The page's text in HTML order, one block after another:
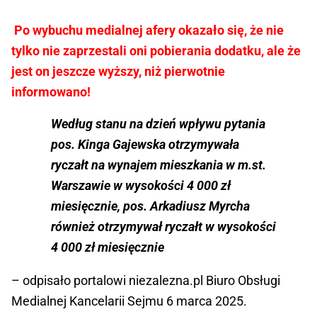
— Radosław Karbowski (@RadekKar)
September 30, 2024
Po wybuchu medialnej afery okazało się, że nie
tylko nie zaprzestali oni pobierania dodatku, ale że
jest on jeszcze wyższy, niż pierwotnie
informowano!
Według stanu na dzień wpływu pytania
pos. Kinga Gajewska otrzymywała
ryczałt na wynajem mieszkania w m.st.
Warszawie w wysokości 4 000 zł
miesięcznie, pos. Arkadiusz Myrcha
również otrzymywał ryczałt w wysokości
4 000 zł miesięcznie
– odpisało portalowi niezalezna.pl Biuro Obsługi
Medialnej Kancelarii Sejmu 6 marca 2025.